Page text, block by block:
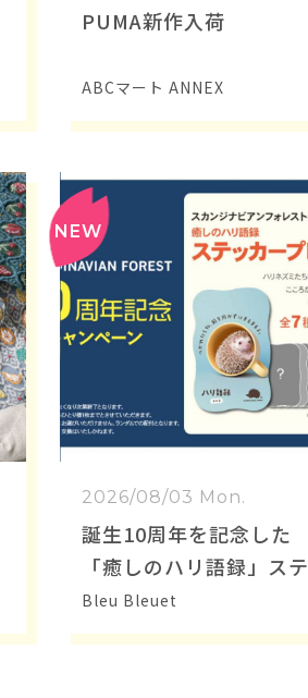
PUMA新作入荷
ABCマート ANNEX
2026/08/03 Mon.
誕生10周年を記念した
「癒しのハリ語録」ステ
ッカーをプレゼント！
Bleu Bleuet